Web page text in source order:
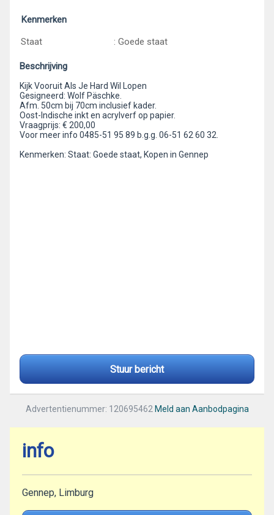
Kenmerken
Staat
: Goede staat
Beschrijving
Kijk Vooruit Als Je Hard Wil Lopen
Gesigneerd: Wolf Päschke.
Afm. 50cm bij 70cm inclusief kader.
Oost-Indische inkt en acrylverf op papier.
Vraagprijs: € 200,00
Voor meer info 0485-51 95 89 b.g.g. 06-51 62 60 32.
Kenmerken: Staat: Goede staat, Kopen in Gennep
Stuur bericht
Advertentienummer: 120695462 Meld aan Aanbodpagina
info
Gennep, Limburg